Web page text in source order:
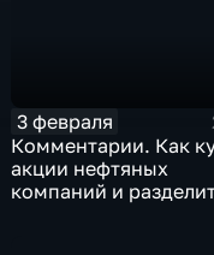
3 февраля
Комментарии. Как
акции нефтяных
компаний и